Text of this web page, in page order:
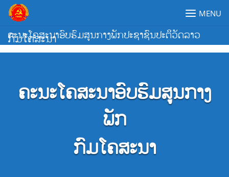
Skip
ຄະນະໂຄສະນາອົບຮົມສູນກາງພັກປະຊາຊົນປະຕິວັດລາວ
MENU
ກົມໂຄສະນາ
ຄະນະໂຄສະນາອົບຮົມສູນກາງ
ພັກ
ກົມໂຄສະນາ